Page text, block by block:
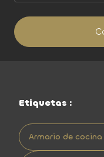
Etiquetas :
Armario de